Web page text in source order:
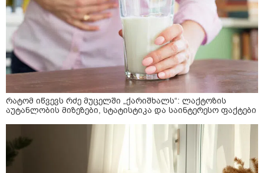
რატომ იწვევს რძე მუცელში „ქარიშხალს“: ლაქტოზის
აუტანლობის მიზეზები, სტატისტიკა და საინტერესო ფაქტები